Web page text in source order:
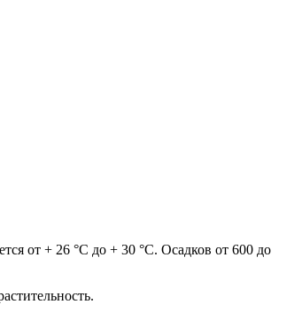
от + 26 °С до + 30 °С. Осадков от 600 до